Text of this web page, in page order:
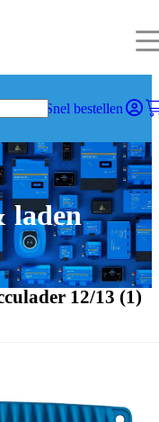
Snel bestellen
laden
12/13 (1)